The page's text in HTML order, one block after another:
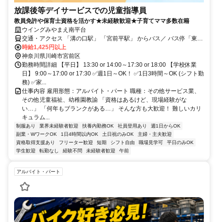
放課後等デイサービスでの児童指導員
教員免許や保育士資格を活かす★未経験歓迎★子育てママ多数在籍
ウイングみやまえ南平台
交通・アクセス 「溝の口駅」 「宮前平駅」 からバス／ バス停「東名
向丘入り口」徒歩1分
時給1,425円以上
神奈川県川崎市宮前区
勤務時間詳細 【平日】 13:30 or 14:00～17:30 or 18:00 【学校休業
日】 9:00～17:00 or 17:30 ✅週1日～OK！ ✅1日3時間～OK (シフト勤
務) ✅家...
仕事内容 雇用形態：アルバイト・パート 職種：その他サービス業、
その他児童福祉、幼稚園教諭 「資格はあるけど、現場経験がな
い…」 「何年もブランクがある…」 そんな方も大歓迎！ 難しいカリ
キュラム...
制服あり 業界未経験者歓迎 扶養内勤務OK 社員登用あり
週1日からOK
副業・WワークOK
1日4時間以内OK 土日祝のみOK
主婦・主夫歓迎
資格取得支援あり
フリーター歓迎 短期 シフト自由 職場見学可
平日のみOK
学生歓迎
転勤なし 経験不問 未経験者歓迎 午前
アルバイト・パート